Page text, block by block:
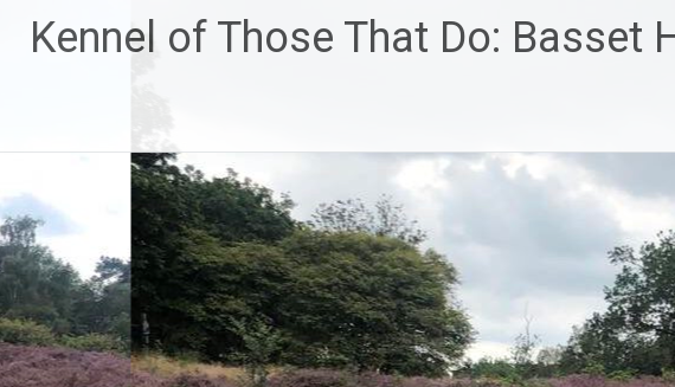
naarKennel of Those That Do: Basset